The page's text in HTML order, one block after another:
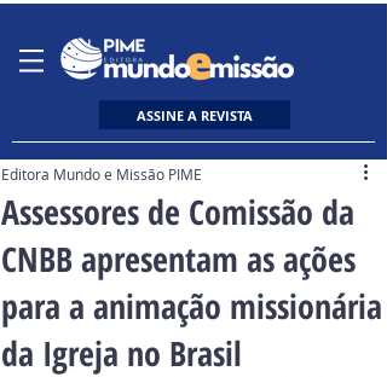
ASSINE A REVISTA
Assessores de Comissão da
CNBB apresentam as ações
para a animação missionária
da Igreja no Brasil
Editora Mundo e Missão PIME